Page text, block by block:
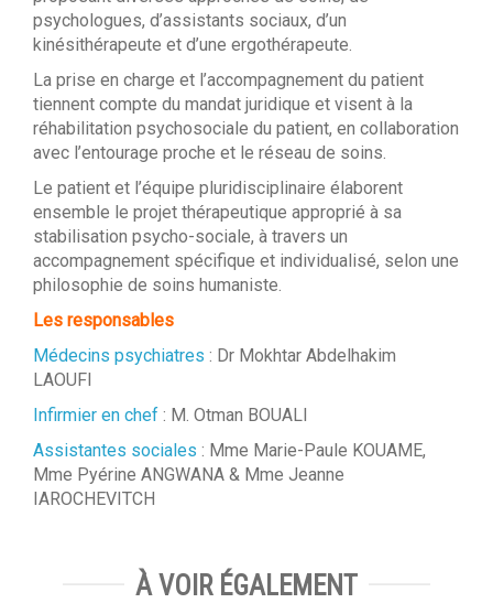
psychologues, d’assistants sociaux, d’un
kinésithérapeute et d’une ergothérapeute.
La prise en charge et l’accompagnement du patient
tiennent compte du mandat juridique et visent à la
réhabilitation psychosociale du patient, en collaboration
avec l’entourage proche et le réseau de soins.
Le patient et l’équipe pluridisciplinaire élaborent
ensemble le projet thérapeutique approprié à sa
stabilisation psycho-sociale, à travers un
accompagnement spécifique et individualisé, selon une
philosophie de soins humaniste.
Les responsables
Médecins psychiatres : Dr Mokhtar Abdelhakim
LAOUFI
Infirmier en chef : M. Otman BOUALI
Assistantes sociales : Mme Marie-Paule KOUAME,
Mme Pyérine ANGWANA & Mme Jeanne
IAROCHEVITCH
À VOIR ÉGALEMENT